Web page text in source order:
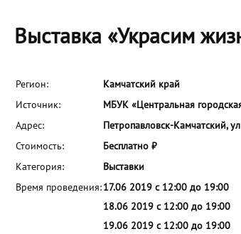
Выставка «Украсим
Регион:
Камчатский край
Источник:
МБУК «Центральная
Адрес:
Петропавловск-Камчатский,
Стоимость:
Бесплатно ₽
Категория:
Выставки
Время проведения:17.06 2019 с 12:00 до 19:00
18.06 2019 с 12:00 до 19:00
19.06 2019 с 12:00 до 19:00